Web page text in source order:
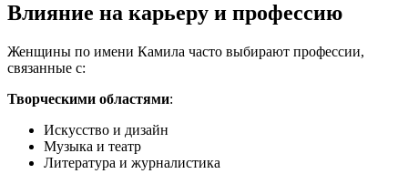
Влияние на карьеру и профессию
Женщины по имени Камила часто выбирают профессии,
связанные с:
Творческими областями:
Искусство и дизайн
Музыка и театр
Литература и журналистика